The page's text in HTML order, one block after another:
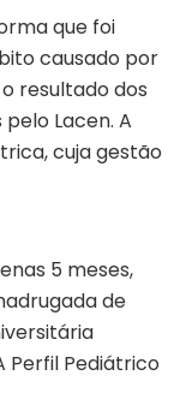
que foi
causado por
resultado dos
Lacen. A
cuja gestão
5 meses,
de
Perfil Pediátrico